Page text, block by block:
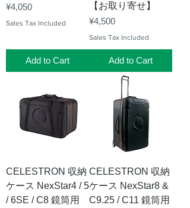
Price
¥4,050
Sales Tax Included
Add to Cart
【お取り寄せ】
Price
¥4,500
Sales Tax Included
Add to Cart
CELESTRON 収納
ケース NexStar4 / 5
/ 6SE / C8 鏡筒用
CELESTRON 収納
ケース NexStar8 &
C9.25 / C11 鏡筒用